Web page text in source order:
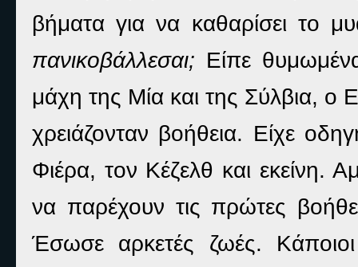
βήματα για να καθαρίσει το
πανικοβάλλεσαι; Είπε
μάχη της Μία και της Σύλβια, ο
χρειάζονταν βοήθεια. Είχε
Φιέρα, τον Κέζελθ και εκείνη.
να παρέχουν τις πρώτες
Έσωσε αρκετές ζωές.